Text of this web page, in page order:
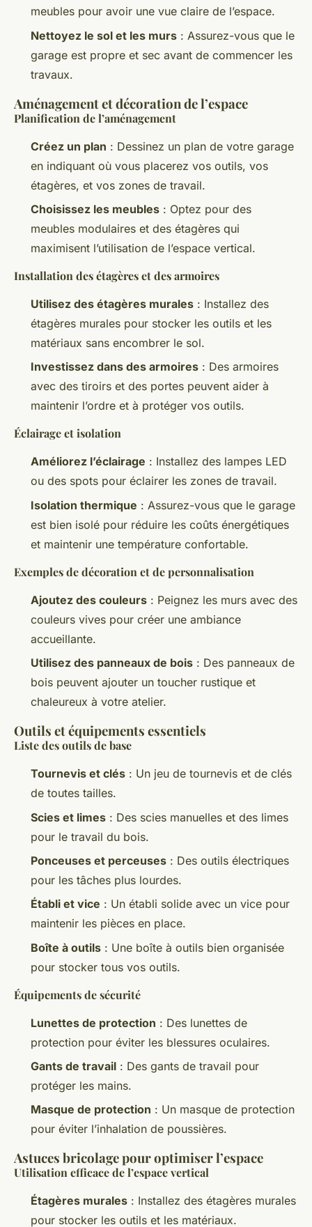
meubles pour avoir une vue claire de l’espace.
Nettoyez le sol et les murs : Assurez-vous que le
garage est propre et sec avant de commencer les
travaux.
Aménagement et décoration de l’espace
Planification de l’aménagement
Créez un plan : Dessinez un plan de votre garage
en indiquant où vous placerez vos outils, vos
étagères, et vos zones de travail.
Choisissez les meubles : Optez pour des
meubles modulaires et des étagères qui
maximisent l’utilisation de l’espace vertical.
Installation des étagères et des armoires
Utilisez des étagères murales : Installez des
étagères murales pour stocker les outils et les
matériaux sans encombrer le sol.
Investissez dans des armoires : Des armoires
avec des tiroirs et des portes peuvent aider à
maintenir l’ordre et à protéger vos outils.
Éclairage et isolation
Améliorez l’éclairage : Installez des lampes LED
ou des spots pour éclairer les zones de travail.
Isolation thermique : Assurez-vous que le garage
est bien isolé pour réduire les coûts énergétiques
et maintenir une température confortable.
Exemples de décoration et de personnalisation
Ajoutez des couleurs : Peignez les murs avec des
couleurs vives pour créer une ambiance
accueillante.
Utilisez des panneaux de bois : Des panneaux de
bois peuvent ajouter un toucher rustique et
chaleureux à votre atelier.
Outils et équipements essentiels
Liste des outils de base
Tournevis et clés : Un jeu de tournevis et de clés
de toutes tailles.
Scies et limes : Des scies manuelles et des limes
pour le travail du bois.
Ponceuses et perceuses : Des outils électriques
pour les tâches plus lourdes.
Établi et vice : Un établi solide avec un vice pour
maintenir les pièces en place.
Boîte à outils : Une boîte à outils bien organisée
pour stocker tous vos outils.
Équipements de sécurité
Lunettes de protection : Des lunettes de
protection pour éviter les blessures oculaires.
Gants de travail : Des gants de travail pour
protéger les mains.
Masque de protection : Un masque de protection
pour éviter l’inhalation de poussières.
Astuces bricolage pour optimiser l’espace
Utilisation efficace de l’espace vertical
Étagères murales : Installez des étagères murales
pour stocker les outils et les matériaux.